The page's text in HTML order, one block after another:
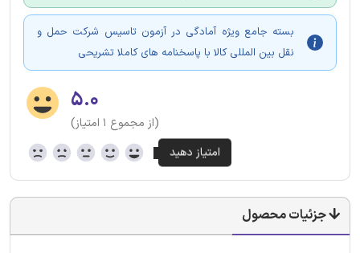
بسته جامع ویژه آمادگی در آزمون تاسیس شرکت حمل و
نقل بین المللی کالا با پاسخنامه های کاملا تشریحی
۵.۰
(از مجموع ۱ امتیاز)
جزئیات محصول